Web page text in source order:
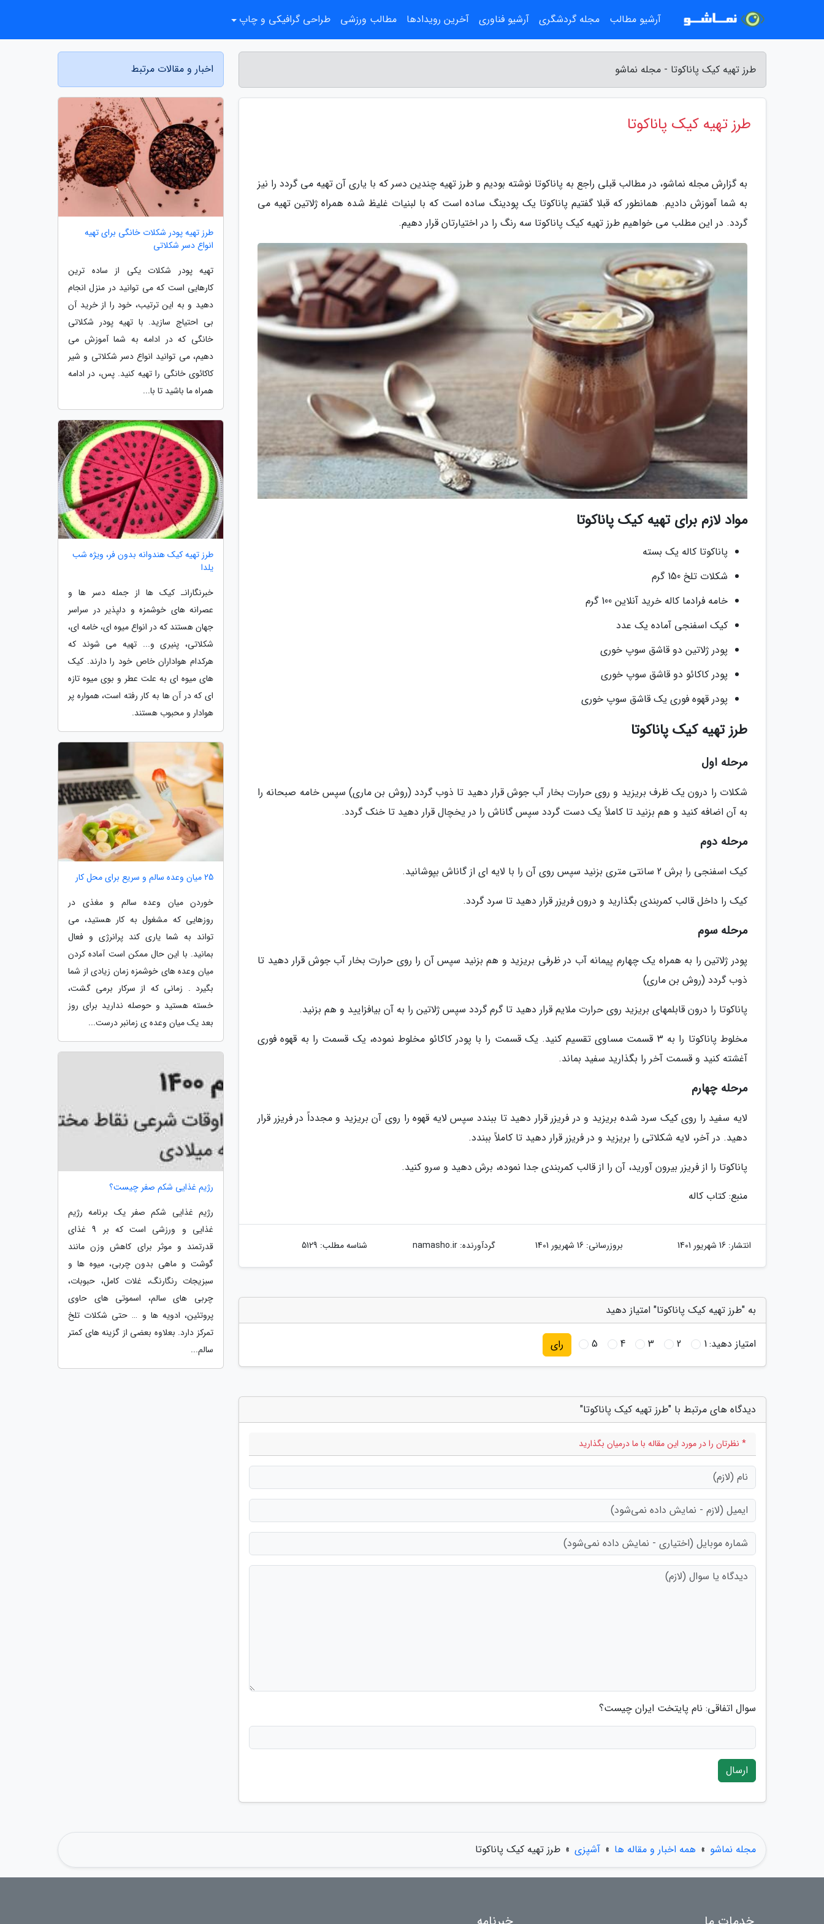
طرز تهیه کیک پاناکوتا - مجله نماشو
طرز تهیه کیک پاناکوتا
به گزارش مجله نماشو، در مطالب قبلی راجع به پاناکوتا نوشته بودیم و طرز تهیه چندین دسر که با یاری آن تهیه می گردد را نیز
به شما آموزش دادیم. همانطور که قبلا گفتیم پاناکوتا یک پودینگ ساده است که با لبنیات غلیظ شده همراه ژلاتین تهیه می
گردد. در این مطلب می خواهیم طرز تهیه کیک پاناکوتا سه رنگ را در اختیارتان قرار دهیم.
مواد لازم برای تهیه کیک پاناکوتا
پاناکوتا کاله یک بسته
شکلات تلخ 150 گرم
خامه فرادما کاله خرید آنلاین 100 گرم
کیک اسفنجی آماده یک عدد
پودر ژلاتین دو قاشق سوپ خوری
پودر کاکائو دو قاشق سوپ خوری
پودر قهوه فوری یک قاشق سوپ خوری
طرز تهیه کیک پاناکوتا
مرحله اول
شکلات را درون یک ظرف بریزید و روی حرارت بخار آب جوش قرار دهید تا ذوب گردد (روش بن ماری) سپس خامه صبحانه را
به آن اضافه کنید و هم بزنید تا کاملاً یک دست گردد سپس گاناش را در یخچال قرار دهید تا خنک گردد.
مرحله دوم
کیک اسفنجی را برش 2 سانتی متری بزنید سپس روی آن را با لایه ای از گاناش بپوشانید.
کیک را داخل قالب کمربندی بگذارید و درون فریزر قرار دهید تا سرد گردد.
مرحله سوم
پودر ژلاتین را به همراه یک چهارم پیمانه آب در ظرفی بریزید و هم بزنید سپس آن را روی حرارت بخار آب جوش قرار دهید تا
ذوب گردد (روش بن ماری)
پاناکوتا را درون قابلمهای بریزید روی حرارت ملایم قرار دهید تا گرم گردد سپس ژلاتین را به آن بیافزایید و هم بزنید.
مخلوط پاناکوتا را به 3 قسمت مساوی تقسیم کنید. یک قسمت را با پودر کاکائو مخلوط نموده، یک قسمت را به قهوه فوری
آغشته کنید و قسمت آخر را بگذارید سفید بماند.
مرحله چهارم
لایه سفید را روی کیک سرد شده بریزید و در فریزر قرار دهید تا ببندد سپس لایه قهوه را روی آن بریزید و مجدداً در فریزر قرار
دهید. در آخر، لایه شکلاتی را بریزید و در فریزر قرار دهید تا کاملاً ببندد.
پاناکوتا را از فریزر بیرون آورید، آن را از قالب کمربندی جدا نموده، برش دهید و سرو کنید.
منبع: کتاب کاله
انتشار: 16 شهریور 1401 بروزرسانی: 16 شهریور 1401 گردآورنده:namasho.ir شناسه مطلب: 5129
به "طرز تهیه کیک پاناکوتا" امتیاز دهید
امتیاز دهید:1
2
3
4
5 رای
دیدگاه های مرتبط با "طرز تهیه کیک پاناکوتا"
* نظرتان را در مورد این مقاله با ما درمیان بگذارید
سوال اتفاقی: نام پایتخت ایران چیست؟
ارسال
اخبار و مقالات مرتبط
طرز تهیه پودر شکلات خانگی برای تهیه
انواع دسر شکلاتی
تهیه پودر شکلات یکی از ساده ترین
کارهایی است که می توانید در منزل انجام
دهید و به این ترتیب، خود را از خرید آن
بی احتیاج سازید. با تهیه پودر شکلاتی
خانگی که در ادامه به شما آموزش می
دهیم، می توانید انواع دسر شکلاتی و شیر
کاکائوی خانگی را تهیه کنید. پس، در ادامه
همراه ما باشید تا با...
طرز تهیه کیک هندوانه بدون فر، ویژه شب
یلدا
خبرنگارانـ کیک ها از جمله دسر ها و
عصرانه های خوشمزه و دلپذیر در سراسر
جهان هستند که در انواع میوه ای، خامه ای،
شکلاتی، پنیری و... تهیه می شوند که
هرکدام هواداران خاص خود را دارند. کیک
های میوه ای به علت عطر و بوی میوه تازه
ای که در آن ها به کار رفته است، همواره پر
هوادار و محبوب هستند.
25 میان وعده سالم و سریع برای محل کار
خوردن میان وعده سالم و مغذی در
روزهایی که مشغول به کار هستید، می
تواند به شما یاری کند پرانرژی و فعال
بمانید. با این حال ممکن است آماده کردن
میان وعده های خوشمزه زمان زیادی از شما
بگیرد . زمانی که از سرکار برمی گشت،
خسته هستید و حوصله ندارید برای روز
بعد یک میان وعده ی زمانبر درست...
رژیم غذایی شکم صفر چیست؟
رژیم غذایی شکم صفر یک برنامه رژیم
غذایی و ورزشی است که بر 9 غذای
قدرتمند و موثر برای کاهش وزن مانند
گوشت و ماهی بدون چربی، میوه ها و
سبزیجات رنگارنگ، غلات کامل، حبوبات،
چربی های سالم، اسموتی های حاوی
پروتئین، ادویه ها و … حتی شکلات تلخ
تمرکز دارد. بعلاوه بعضی از گزینه های کمتر
سالم...
مجله نماشو » همه اخبار و مقاله ها » آشپزی » طرز تهیه کیک پاناکوتا
آرشیو مطالب مجله گردشگری آرشیو فناوری آخرین رویدادها مطالب ورزشی طراحی گرافیکی و چاپ